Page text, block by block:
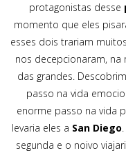
protagonistas desse
momento que eles
esses dois trariam muitos
nos decepcionaram,
das grandes.
passo na vida
enorme passo na vida
levaria eles a San Diego
segunda e o noivo